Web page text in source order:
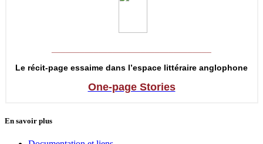
Le récit-page essaime dans l’espace littéraire anglophone
One-page Stories
En savoir plus